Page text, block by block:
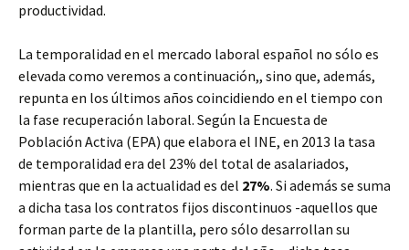
productividad.
La temporalidad en el mercado laboral español no sólo es
elevada como veremos a continuación,, sino que, además,
repunta en los últimos años coincidiendo en el tiempo con
la fase recuperación laboral. Según la Encuesta de
Población Activa (EPA) que elabora el INE, en 2013 la tasa
de temporalidad era del 23% del total de asalariados,
mientras que en la actualidad es del 27%. Si además se suma
a dicha tasa los contratos fijos discontinuos -aquellos que
forman parte de la plantilla, pero sólo desarrollan su